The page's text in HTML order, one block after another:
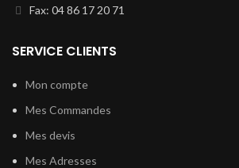
Fax: 04 86 17 20 71
SERVICE CLIENTS
Mon compte
Mes Commandes
Mes devis
Mes Adresses